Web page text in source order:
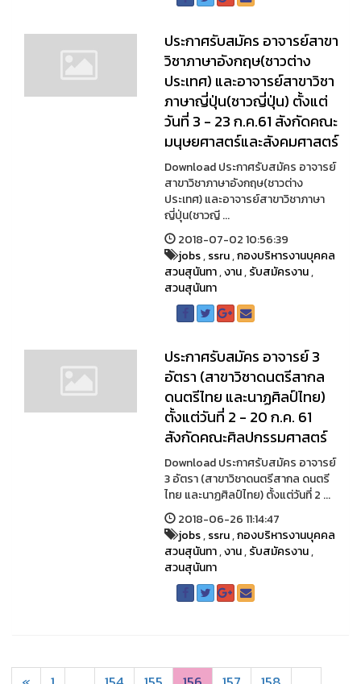
ประกาศรับสมัคร อาจารย์สาขา
วิชาภาษาอังกฤษ(ชาวต่าง
ประเทศ) และอาจารย์สาขาวิชา
ภาษาญี่ปุ่น(ชาวญี่ปุ่น) ตั้งแต่
วันที่ 3 - 23 ก.ค.61 สังกัดคณะ
มนุษยศาสตร์และสังคมศาสตร์
Download ประกาศรับสมัคร อาจารย์
สาขาวิชาภาษาอังกฤษ(ชาวต่าง
ประเทศ) และอาจารย์สาขาวิชาภาษา
ญี่ปุ่น(ชาวญี ...
2018-07-02 10:56:39
jobs,ssru,กองบริหารงานบุคคล
สวนสุนันทา,งาน,รับสมัครงาน,
สวนสุนันทา
ประกาศรับสมัคร อาจารย์ 3
อัตรา (สาขาวิชาดนตรีสากล
ดนตรีไทย และนาฏศิลป์ไทย)
ตั้งแต่วันที่ 2 - 20 ก.ค. 61
สังกัดคณะศิลปกรรมศาสตร์
Download ประกาศรับสมัคร อาจารย์
3 อัตรา (สาขาวิชาดนตรีสากล ดนตรี
ไทย และนาฏศิลป์ไทย) ตั้งแต่วันที่ 2 ...
2018-06-26 11:14:47
jobs,ssru,กองบริหารงานบุคคล
สวนสุนันทา,งาน,รับสมัครงาน,
สวนสุนันทา